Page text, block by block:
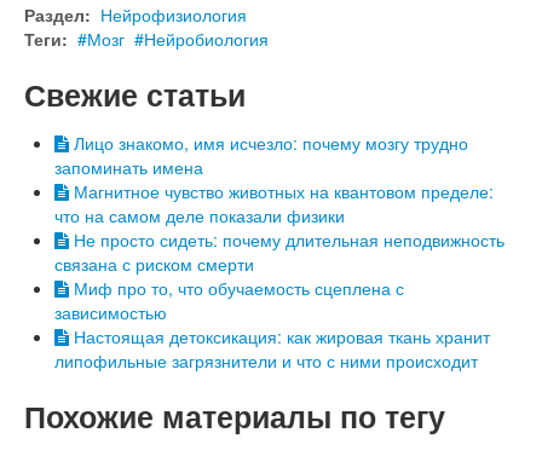
Раздел: Нейрофизиология
Теги:
Мозг Нейробиология
Свежие статьи
Лицо знакомо, имя исчезло: почему мозгу трудно
запоминать имена
Магнитное чувство животных на квантовом пределе:
что на самом деле показали физики
Не просто сидеть: почему длительная неподвижность
связана с риском смерти
Миф про то, что обучаемость сцеплена с
зависимостью
Настоящая детоксикация: как жировая ткань хранит
липофильные загрязнители и что с ними происходит
Похожие материалы по тегу